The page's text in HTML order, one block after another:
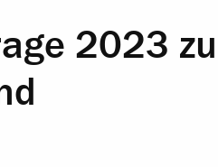
2023